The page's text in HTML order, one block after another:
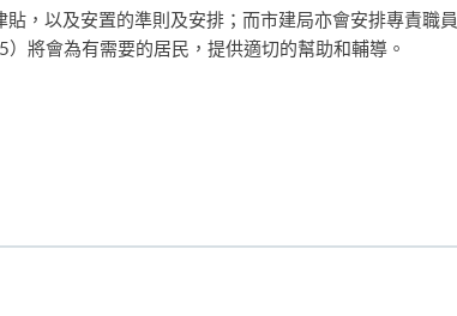
，以及安置的準則及安排；而市建局亦會安排專責職員
將會為有需要的居民，提供適切的幫助和輔導。